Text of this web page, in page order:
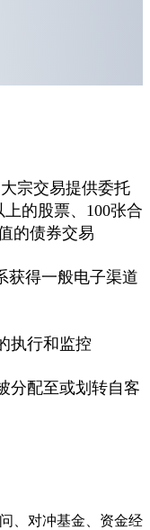
宗交易提供委托
的股票、100张合
的债券交易
获得一般电子渠道
执行和监控
分配至或划转自客
、对冲基金、资金经